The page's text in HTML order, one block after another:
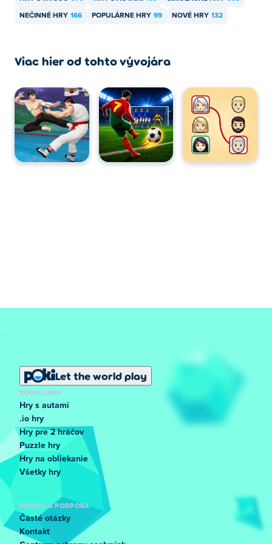
NEČINNÉ HRY 166 POPULÁRNE HRY 99 NOVÉ HRY 132
Viac hier od tohto vývojára
Let the world play
POPULÁRNY
Hry s autami
.io hry
Hry pre 2 hráčov
Puzzle hry
Hry na obliekanie
Všetky hry
POMOC A PODPORA
Časté otázky
Kontakt